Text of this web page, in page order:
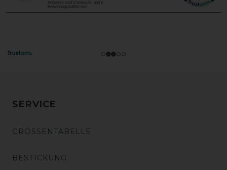
SERVICE
GRÖSSENTABELLE
BESTICKUNG